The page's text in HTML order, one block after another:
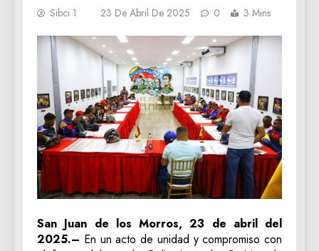
Sibci 1 23 De Abril De 2025 0 3 Mins
San Juan de los Morros, 23 de abril del
2025.– En un acto de unidad y compromiso con